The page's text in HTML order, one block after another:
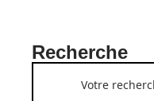
Recherche